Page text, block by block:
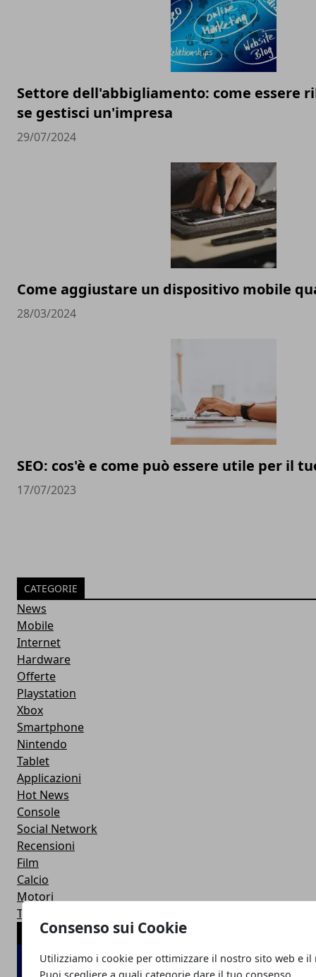
Consenso sui Cookie
Utilizziamo i cookie per ottimizzare il nostro sito web e il
Puoi scegliere a quali categorie dare il tuo consenso.
Settore dell'abbigliamento: come essere
se gestisci un'impresa
29/07/2024
Come aggiustare un dispositivo mobile
28/03/2024
SEO: cos'è e come può essere utile per il
17/07/2023
CATEGORIE
News
Mobile
Internet
Hardware
Offerte
Playstation
Xbox
Smartphone
Nintendo
Tablet
Applicazioni
Hot News
Console
Social Network
Recensioni
Film
Calcio
Motori
Trucchi
ARTICOLI POPOLARI